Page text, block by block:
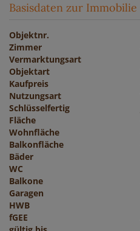
Basisdaten zur Immobilie
Objektnr.
Zimmer
Vermarktungsart
Objektart
Kaufpreis
Nutzungsart
Schlüsselfertig
Fläche
Wohnfläche
Balkonfläche
Bäder
WC
Balkone
Garagen
HWB
fGEE